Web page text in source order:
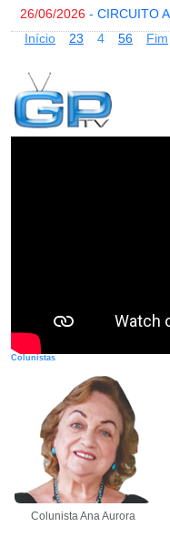
26/06/2026 - CIRCUITO
Início
23 4 56 Fim
Colunistas
Colunista Ana Aurora